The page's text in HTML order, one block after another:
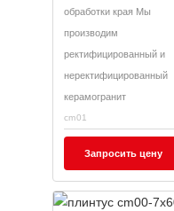
обработки края Мы
производим
ректифицированный и
неректифицированный
керамогранит
cm01
Запросить цену